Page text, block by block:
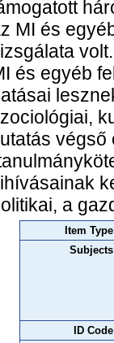
MI és
és egyéb
a
Item
ID